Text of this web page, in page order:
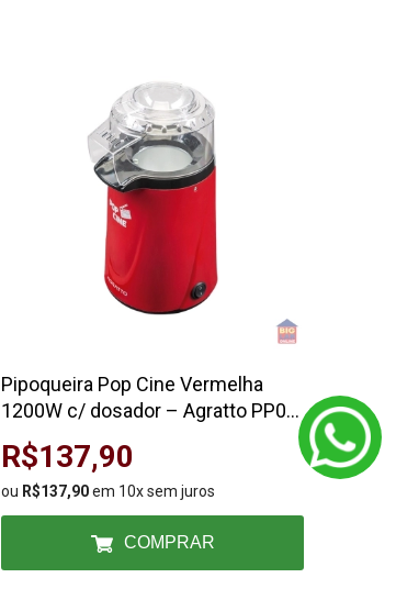
Pipoqueira Pop Cine Vermelha
1200W c/ dosador – Agratto PP01
127v
R$137,90
ou R$137,90em 10x sem juros
COMPRAR
32x57 |